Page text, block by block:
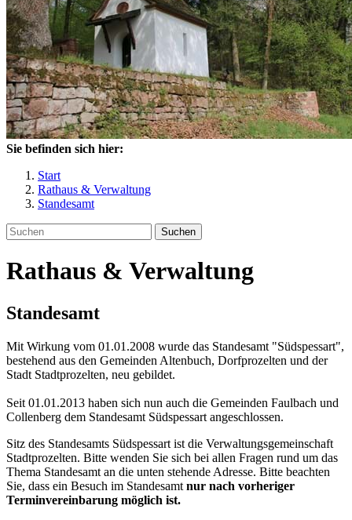
Sie befinden sich hier:
Start
Rathaus & Verwaltung
Standesamt
Suchen
Rathaus & Verwaltung
Standesamt
Mit Wirkung vom 01.01.2008 wurde das Standesamt "Südspessart",
bestehend aus den Gemeinden Altenbuch, Dorfprozelten und der
Stadt Stadtprozelten, neu gebildet.
Seit 01.01.2013 haben sich nun auch die Gemeinden Faulbach und
Collenberg dem Standesamt Südspessart angeschlossen.
Sitz des Standesamts Südspessart ist die Verwaltungsgemeinschaft
Stadtprozelten. Bitte wenden Sie sich bei allen Fragen rund um das
Thema Standesamt an die unten stehende Adresse. Bitte beachten
Sie, dass ein Besuch im Standesamt nur nach vorheriger
Terminvereinbarung möglich ist.